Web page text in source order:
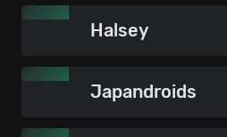
Halsey
Japandroids